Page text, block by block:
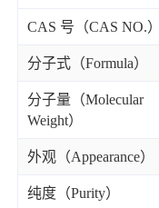
CAS 号（CAS NO.）
分子式（Formula）
分子量（Molecular
Weight）
外观（Appearance）
纯度（Purity）